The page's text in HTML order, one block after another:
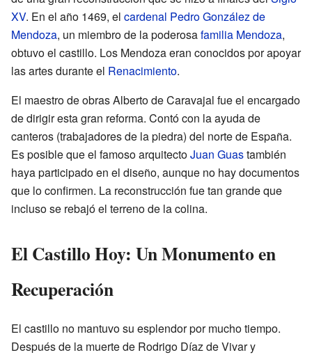
XV. En el año 1469, el cardenal Pedro González de
Mendoza, un miembro de la poderosafamilia Mendoza,
obtuvo el castillo. Los Mendoza eran conocidos por apoyar
las artes durante el Renacimiento.
El maestro de obras Alberto de Caravajal fue el encargado
de dirigir esta gran reforma. Contó con la ayuda de
canteros (trabajadores de la piedra) del norte de España.
Es posible que el famoso arquitectoJuan Guastambién
haya participado en el diseño, aunque no hay documentos
que lo confirmen. La reconstrucción fue tan grande que
incluso se rebajó el terreno de la colina.
El Castillo Hoy: Un Monumento en
Recuperación
El castillo no mantuvo su esplendor por mucho tiempo.
Después de la muerte de Rodrigo Díaz de Vivar y